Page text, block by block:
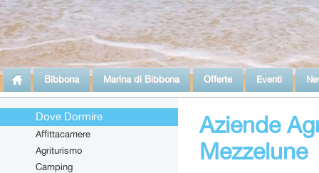
Bibbona Marina di Bibbona Offerte Eventi
Dove Dormire
Affittacamere
Agriturismo
Camping
Aziende
Mezzelune